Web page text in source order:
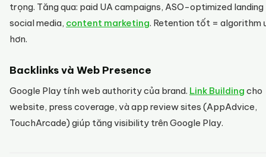
trọng. Tăng qua: paid UA campaigns, ASO-optimized
social media, content marketing. Retention tốt = algorithm
hơn.
Backlinks và Web Presence
Google Play tính web authority của brand. Link Building cho
website, press coverage, và app review sites (AppAdvice,
TouchArcade) giúp tăng visibility trên Google Play.